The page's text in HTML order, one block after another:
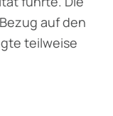
auf den
teilweise